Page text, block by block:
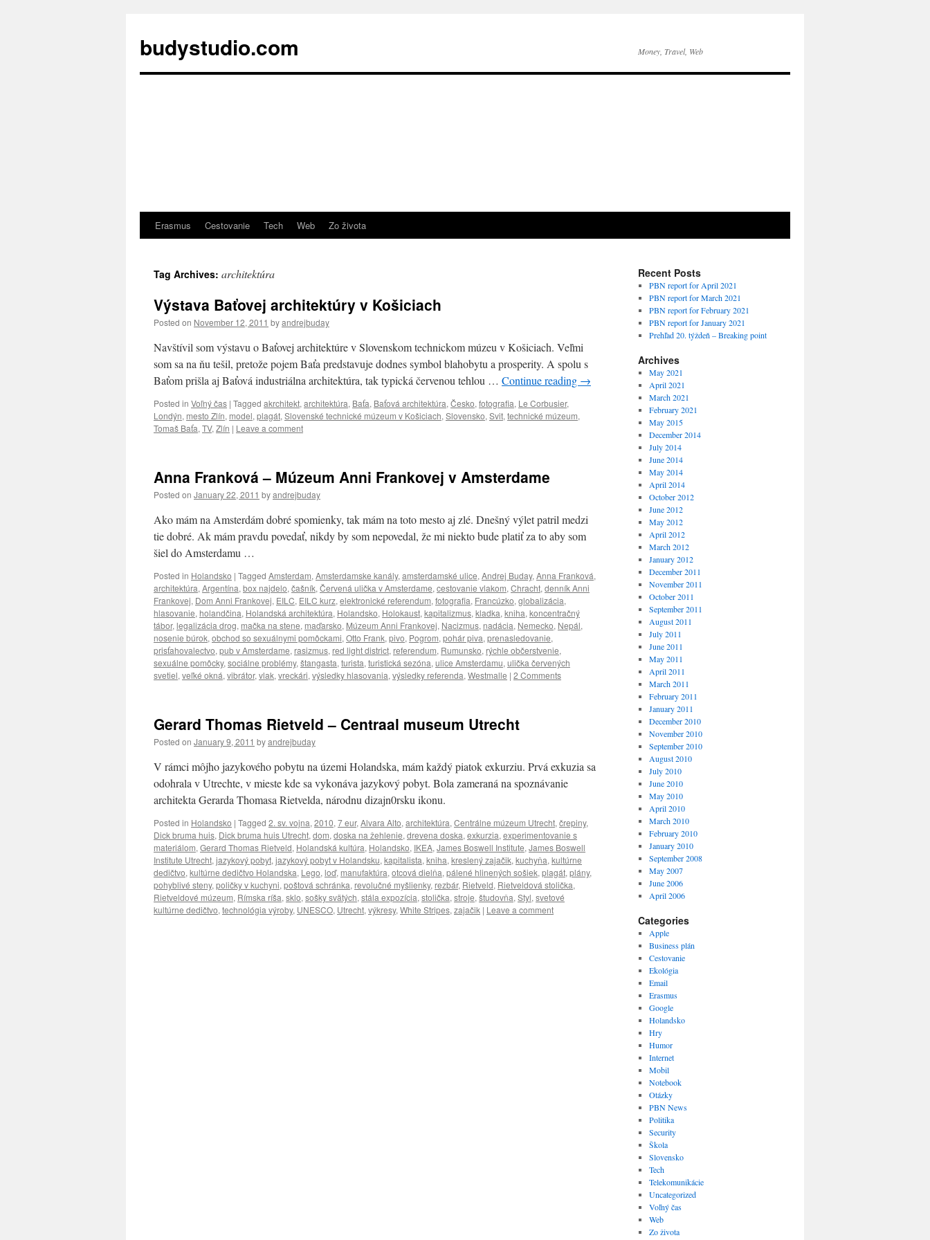
budystudio.com Money, Travel, Web
Skip
content
Erasmus Cestovanie Tech Web Zo života
Tag Archives: architektúra
Výstava Baťovej architektúry v Košiciach
Posted on November 12, 2011 byandrejbuday
Navštívil som výstavu o Baťovej architektúre v Slovenskom technickom múzeu v Košiciach. Veľmi
som sa na ňu tešil, pretože pojem Baťa predstavuje dodnes symbol blahobytu a prosperity. A spolu s
Baťom prišla aj Baťová industriálna architektúra, tak typická červenou tehlou … Continue reading →
Posted in Voľný čas | Tagged akrchitekt, architektúra, Baťa, Baťová architektúra, Česko, fotografia, Le Corbusier,
Londýn, mesto Zlín, model, plagát, Slovenské technické múzeum v Košiciach, Slovensko, Svit, technické múzeum,
Tomaš Baťa, TV, Zlín | Leave a comment
Anna Franková – Múzeum Anni Frankovej v Amsterdame
Posted on January 22, 2011 byandrejbuday
Ako mám na Amsterdám dobré spomienky, tak mám na toto mesto aj zlé. Dnešný výlet patril medzi
tie dobré. Ak mám pravdu povedať, nikdy by som nepovedal, že mi niekto bude platiť za to aby som
šiel do Amsterdamu …
Posted in Holandsko | Tagged Amsterdam, Amsterdamske kanály, amsterdamské ulice, Andrej Buday, Anna Franková,
architektúra, Argentína, box najdelo, čašník, Červená ulička v Amsterdame, cestovanie vlakom, Chracht, denník Anni
Frankovej, Dom Anni Frankovej, EILC, EILC kurz, elektronické referendum, fotografia, Francúzko, globalizácia,
hlasovanie, holandčina, Holandská architektúra, Holandsko, Holokaust, kapitalizmus, kladka, kniha, koncentračný
tábor, legalizácia drog, mačka na stene, maďarsko, Múzeum Anni Frankovej, Nacizmus, nadácia, Nemecko, Nepál,
nosenie búrok, obchod so sexuálnymi pomôckami, Otto Frank, pivo, Pogrom, pohár piva, prenasledovanie,
prisťahovalectvo, pub v Amsterdame, rasizmus, red light district, referendum, Rumunsko, rýchle občerstvenie,
sexuálne pomôcky, sociálne problémy, štangasta, turista, turistická sezóna, ulice Amsterdamu, ulička červených
svetiel, veľké okná, vibrátor, vlak, vreckári, výsledky hlasovania, výsledky referenda, Westmalle | 2 Comments
Gerard Thomas Rietveld – Centraal museum Utrecht
Posted on January 9, 2011 byandrejbuday
V rámci môjho jazykového pobytu na územi Holandska, mám každý piatok exkurziu. Prvá exkuzia sa
odohrala v Utrechte, v mieste kde sa vykonáva jazykový pobyt. Bola zameraná na spoznávanie
architekta Gerarda Thomasa Rietvelda, národnu dizajn0rsku ikonu.
Posted in Holandsko | Tagged 2. sv. vojna, 2010, 7 eur, Alvara Alto, architektúra, Centrálne múzeum Utrecht, črepiny,
Dick bruma huis, Dick bruma huis Utrecht, dom, doska na žehlenie, drevena doska, exkurzia, experimentovanie s
materiálom, Gerard Thomas Rietveld, Holandská kultúra, Holandsko, IKEA, James Boswell Institute, James Boswell
Institute Utrecht, jazykový pobyt, jazykový pobyt v Holandsku, kapitalista, kniha, kreslený zajačik, kuchyňa, kultúrne
dedičtvo, kultúrne dedičtvo Holandska, Lego, loď, manufaktúra, otcová dielňa, pálené hlinených sošiek, plagát, plány,
pohyblivé steny, poličky v kuchyni, poštová schránka, revolučné myšlienky, rezbár, Rietveld, Rietveldová stolička,
Rietveldové múzeum, Rímska ríša, sklo, sošky svätých, stála expozícia, stolička, stroje, študovňa, Styl, svetové
kultúrne dedičtvo, technológia výroby, UNESCO, Utrecht, výkresy, White Stripes, zajačik | Leave a comment
Recent Posts
PBN report for April 2021
PBN report for March 2021
PBN report for February 2021
PBN report for January 2021
Prehľad 20. týždeň – Breaking point
Archives
May 2021
April 2021
March 2021
February 2021
May 2015
December 2014
July 2014
June 2014
May 2014
April 2014
October 2012
June 2012
May 2012
April 2012
March 2012
January 2012
December 2011
November 2011
October 2011
September 2011
August 2011
July 2011
June 2011
May 2011
April 2011
March 2011
February 2011
January 2011
December 2010
November 2010
September 2010
August 2010
July 2010
June 2010
May 2010
April 2010
March 2010
February 2010
January 2010
September 2008
May 2007
June 2006
April 2006
Categories
Apple
Business plán
Cestovanie
Ekológia
Email
Erasmus
Google
Holandsko
Hry
Humor
Internet
Mobil
Notebook
Otázky
PBN News
Politika
Security
Škola
Slovensko
Tech
Telekomunikácie
Uncategorized
Voľný čas
Web
Zo života